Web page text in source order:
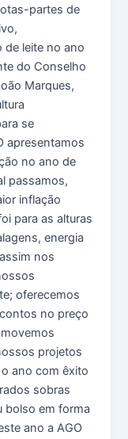
partes de
de leite no ano
do Conselho
Marques,
se
apresentamos
no ano de
passamos,
inflação
para as alturas
energia
nos
oferecemos
no preço
projetos
ano com êxito
sobras
bolso em forma
ano a AGO